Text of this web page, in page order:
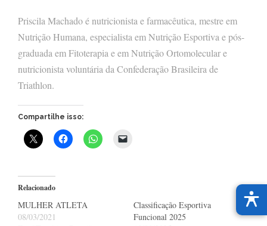
Priscila Machado é nutricionista e farmacêutica, mestre em
Nutrição Humana, especialista em Nutrição Esportiva e pós-
graduada em Fitoterapia e em Nutrição Ortomolecular e
nutricionista voluntária da Confederação Brasileira de
Triathlon.
Compartilhe isso:
Relacionado
MULHER ATLETA
08/03/2021
Classificação Esportiva
Funcional 2025